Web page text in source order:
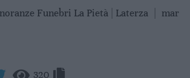
Funebri La Pietà | Laterza mar
320